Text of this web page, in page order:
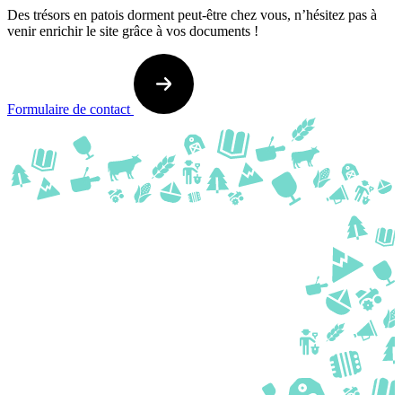
Des trésors en patois dorment peut-être chez vous, n’hésitez pas à
venir enrichir le site grâce à vos documents !
Formulaire de contact